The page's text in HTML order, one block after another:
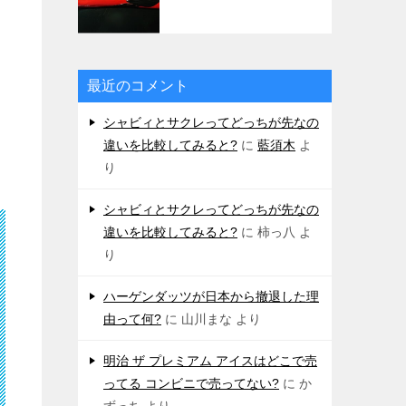
最近のコメント
シャビィとサクレってどっちが先なの
違いを比較してみると? に 藍須木 よ
り
シャビィとサクレってどっちが先なの
違いを比較してみると? に 柿っ八 よ
り
ハーゲンダッツが日本から撤退した理
由って何? に 山川まな より
明治 ザ プレミアム アイスはどこで売
ってる コンビニで売ってない? に か